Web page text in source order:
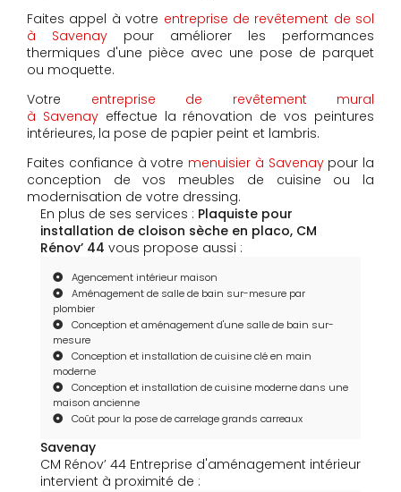
Faites appel à votre entreprise de revêtement de sol
à Savenay pour améliorer les performances
thermiques d'une pièce avec une pose de parquet
ou moquette.
Votre entreprise de revêtement mural
à Savenayeffectue la rénovation de vos peintures
intérieures, la pose de papier peint et lambris.
Faites confiance à votre menuisier à Savenaypour la
conception de vos meubles de cuisine ou la
modernisation de votre dressing.
En plus de ses services : Plaquiste pour
installation de cloison sèche en placo, CM
Rénov’ 44 vous propose aussi :
Agencement intérieur maison
Aménagement de salle de bain sur-mesure par
plombier
Conception et aménagement d'une salle de bain sur-
mesure
Conception et installation de cuisine clé en main
moderne
Conception et installation de cuisine moderne dans une
maison ancienne
Coût pour la pose de carrelage grands carreaux
Savenay
CM Rénov’ 44 Entreprise d'aménagement intérieur
intervient à proximité de :